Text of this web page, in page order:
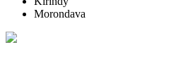
Morondava